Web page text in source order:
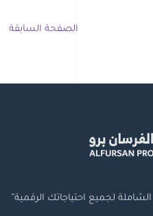
الصفحة السابقة
لجميع احتياجاتك الرقمية”